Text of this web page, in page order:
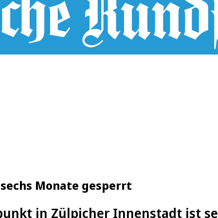
Monate gesperrt
in Zülpicher Innenstadt ist